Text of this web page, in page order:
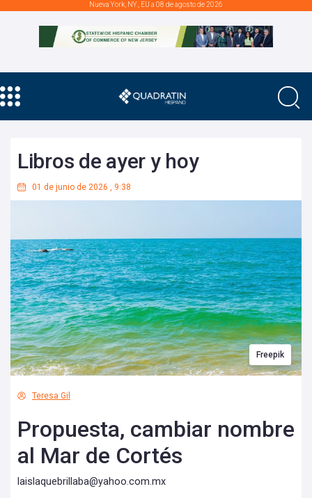
Nueva York, NY., EU a 08 de agosto de 2026
Libros de ayer y hoy
01 de junio de 2026 , 9:38
Freepik
Teresa Gil
Propuesta, cambiar nombre
al Mar de Cortés
laislaquebrillaba@yahoo.com.mx